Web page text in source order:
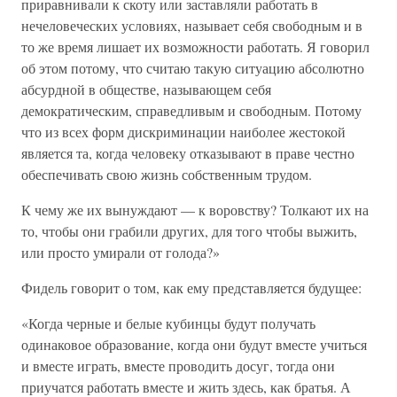
приравнивали к скоту или заставляли работать в
нечеловеческих условиях, называет себя свободным и в
то же время лишает их возможности работать. Я говорил
об этом потому, что считаю такую ситуацию абсолютно
абсурдной в обществе, называющем себя
демократическим, справедливым и свободным. Потому
что из всех форм дискриминации наиболее жестокой
является та, когда человеку отказывают в праве честно
обеспечивать свою жизнь собственным трудом.
К чему же их вынуждают — к воровству? Толкают их на
то, чтобы они грабили других, для того чтобы выжить,
или просто умирали от голода?»
Фидель говорит о том, как ему представляется будущее:
«Когда черные и белые кубинцы будут получать
одинаковое образование, когда они будут вместе учиться
и вместе играть, вместе проводить досуг, тогда они
приучатся работать вместе и жить здесь, как братья. А